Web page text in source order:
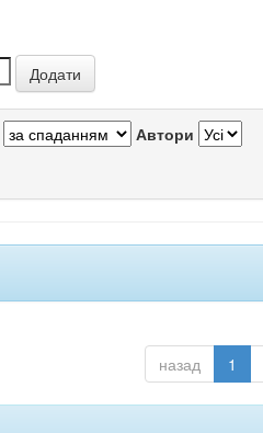
Автори
назад 1